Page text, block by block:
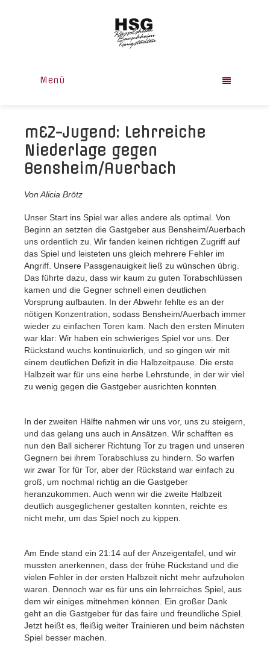
Menü
mE2-Jugend: Lehrreiche
Niederlage gegen
Bensheim/Auerbach
Von Alicia Brötz
Unser Start ins Spiel war alles andere als optimal. Von
Beginn an setzten die Gastgeber aus Bensheim/Auerbach
uns ordentlich zu. Wir fanden keinen richtigen Zugriff auf
das Spiel und leisteten uns gleich mehrere Fehler im
Angriff. Unsere Passgenauigkeit ließ zu wünschen übrig.
Das führte dazu, dass wir kaum zu guten Torabschlüssen
kamen und die Gegner schnell einen deutlichen
Vorsprung aufbauten. In der Abwehr fehlte es an der
nötigen Konzentration, sodass Bensheim/Auerbach immer
wieder zu einfachen Toren kam. Nach den ersten Minuten
war klar: Wir haben ein schwieriges Spiel vor uns. Der
Rückstand wuchs kontinuierlich, und so gingen wir mit
einem deutlichen Defizit in die Halbzeitpause. Die erste
Halbzeit war für uns eine herbe Lehrstunde, in der wir viel
zu wenig gegen die Gastgeber ausrichten konnten.
In der zweiten Hälfte nahmen wir uns vor, uns zu steigern,
und das gelang uns auch in Ansätzen. Wir schafften es
nun den Ball sicherer Richtung Tor zu tragen und unseren
Gegnern bei ihrem Torabschluss zu hindern. So warfen
wir zwar Tor für Tor, aber der Rückstand war einfach zu
groß, um nochmal richtig an die Gastgeber
heranzukommen. Auch wenn wir die zweite Halbzeit
deutlich ausgeglichener gestalten konnten, reichte es
nicht mehr, um das Spiel noch zu kippen.
Am Ende stand ein 21:14 auf der Anzeigentafel, und wir
mussten anerkennen, dass der frühe Rückstand und die
vielen Fehler in der ersten Halbzeit nicht mehr aufzuholen
waren. Dennoch war es für uns ein lehrreiches Spiel, aus
dem wir einiges mitnehmen können. Ein großer Dank
geht an die Gastgeber für das faire und freundliche Spiel.
Jetzt heißt es, fleißig weiter Trainieren und beim nächsten
Spiel besser machen.